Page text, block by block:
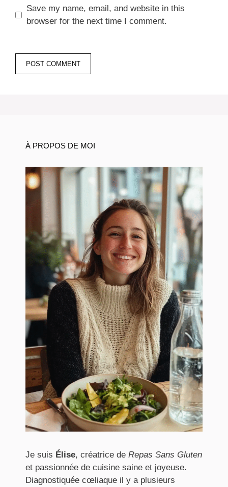
Save my name, email, and website in this
browser for the next time I comment.
À PROPOS DE MOI
Je suis Élise, créatrice de Repas Sans Gluten
et passionnée de cuisine saine et joyeuse.
Diagnostiquée cœliaque il y a plusieurs